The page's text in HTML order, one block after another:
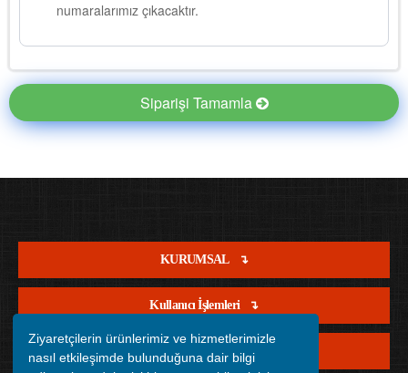
Ziyaretçilerin ürünlerimiz ve hizmetlerimizle
nasıl etkileşimde bulunduğuna dair bilgi
numaralarımız çıkacaktır.
Siparişi Tamamla
KURUMSAL
Kullanıcı İşlemleri
Satış İşlemleri